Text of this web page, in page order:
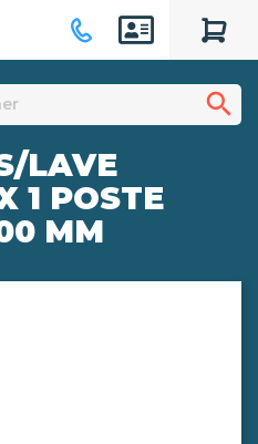
search
LAVE
1 POSTE
MM